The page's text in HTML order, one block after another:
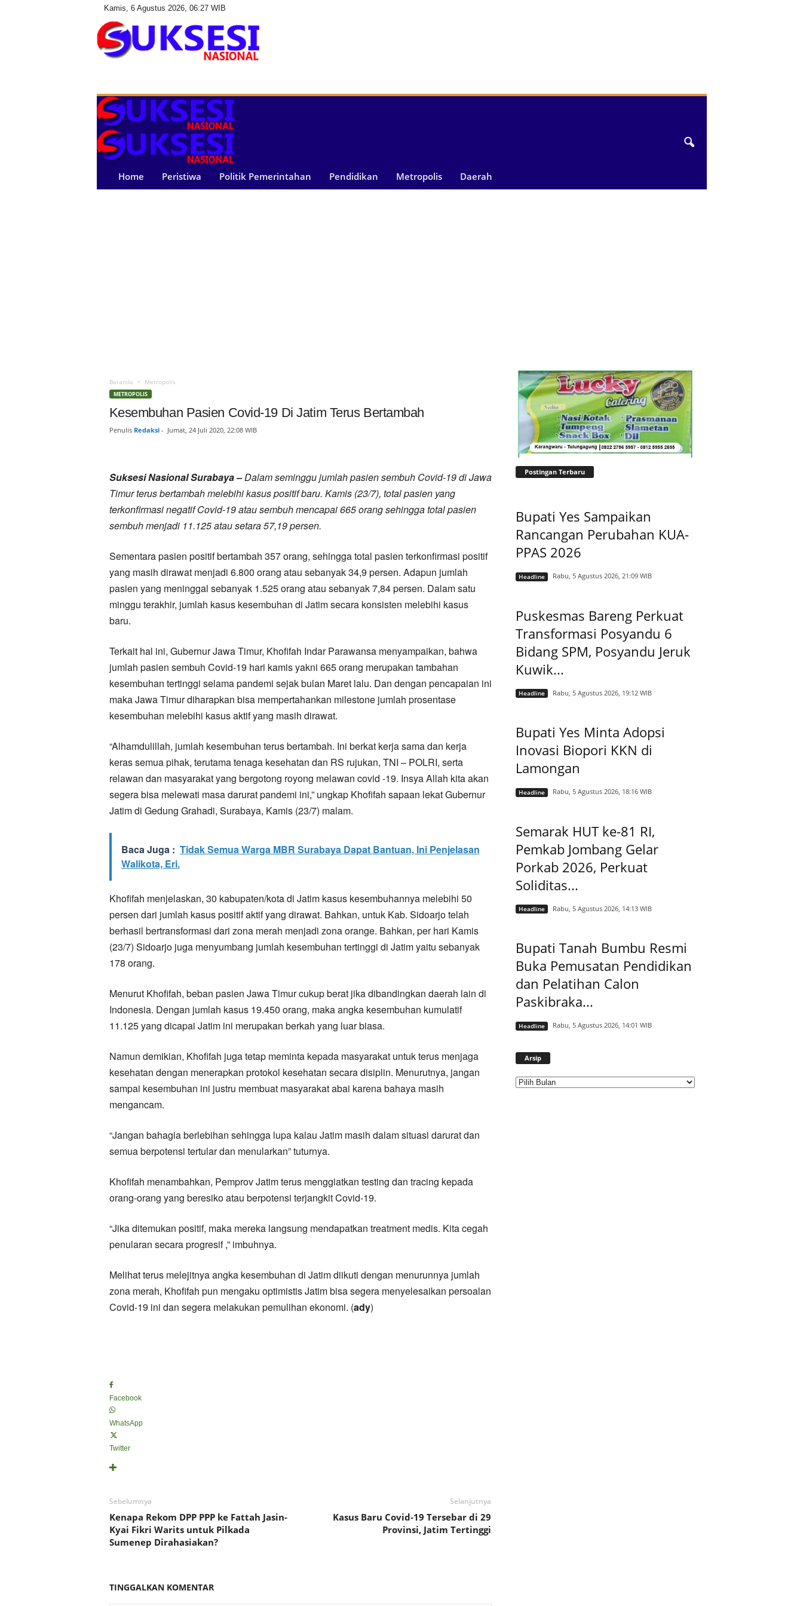
Kamis, 6 Agustus 2026, 06:27 WIB
s
e
i
N
i
Home Peristiwa Politik Pemerintahan Pendidikan Metropolis Daerah
Beranda Metropolis
METROPOLIS
Kesembuhan Pasien Covid-19 Di Jatim Terus Bertambah
Penulis Redaksi- Jumat, 24 Juli 2020, 22:08 WIB
Suksesi Nasional Surabaya –Dalam seminggu jumlah pasien sembuh Covid-19 di Jawa
Timur terus bertambah melebihi kasus positif baru. Kamis (23/7), total pasien yang
terkonfirmasi negatif Covid-19 atau sembuh mencapai 665 orang sehingga total pasien
sembuh menjadi 11.125 atau setara 57,19 persen.
Sementara pasien positif bertambah 357 orang, sehingga total pasien terkonfirmasi positif
yang masih dirawat menjadi 6.800 orang atau sebanyak 34,9 persen. Adapun jumlah
pasien yang meninggal sebanyak 1.525 orang atau sebanyak 7,84 persen. Dalam satu
minggu terakhir, jumlah kasus kesembuhan di Jatim secara konsisten melebihi kasus
baru.
Terkait hal ini, Gubernur Jawa Timur, Khofifah Indar Parawansa menyampaikan, bahwa
jumlah pasien sembuh Covid-19 hari kamis yakni 665 orang merupakan tambahan
kesembuhan tertinggi selama pandemi sejak bulan Maret lalu. Dan dengan pencapaian ini
maka Jawa Timur diharapkan bisa mempertahankan milestone jumlah prosentase
kesembuhan melebihi kasus aktif yang masih dirawat.
“Alhamdulillah, jumlah kesembuhan terus bertambah. Ini berkat kerja sama dan kerja
keras semua pihak, terutama tenaga kesehatan dan RS rujukan, TNI – POLRI, serta
relawan dan masyarakat yang bergotong royong melawan covid -19. Insya Allah kita akan
segera bisa melewati masa darurat pandemi ini,” ungkap Khofifah sapaan lekat Gubernur
Jatim di Gedung Grahadi, Surabaya, Kamis (23/7) malam.
Baca Juga : Tidak Semua Warga MBR Surabaya Dapat Bantuan, Ini Penjelasan
Walikota, Eri.
Khofifah menjelaskan, 30 kabupaten/kota di Jatim kasus kesembuhannya melebihi 50
persen dari jumlah kasus positif aktif yang dirawat. Bahkan, untuk Kab. Sidoarjo telah
berhasil bertransformasi dari zona merah menjadi zona orange. Bahkan, per hari Kamis
(23/7) Sidoarjo juga menyumbang jumlah kesembuhan tertinggi di Jatim yaitu sebanyak
178 orang.
Menurut Khofifah, beban pasien Jawa Timur cukup berat jika dibandingkan daerah lain di
Indonesia. Dengan jumlah kasus 19.450 orang, maka angka kesembuhan kumulatif
11.125 yang dicapai Jatim ini merupakan berkah yang luar biasa.
Namun demikian, Khofifah juga tetap meminta kepada masyarakat untuk terus menjaga
kesehatan dengan menerapkan protokol kesehatan secara disiplin. Menurutnya, jangan
sampai kesembuhan ini justru membuat masyarakat abai karena bahaya masih
mengancam.
“Jangan bahagia berlebihan sehingga lupa kalau Jatim masih dalam situasi darurat dan
semua berpotensi tertular dan menularkan” tuturnya.
Khofifah menambahkan, Pemprov Jatim terus menggiatkan testing dan tracing kepada
orang-orang yang beresiko atau berpotensi terjangkit Covid-19.
“Jika ditemukan positif, maka mereka langsung mendapatkan treatment medis. Kita cegah
penularan secara progresif ,” imbuhnya.
Melihat terus melejitnya angka kesembuhan di Jatim diikuti dengan menurunnya jumlah
zona merah, Khofifah pun mengaku optimistis Jatim bisa segera menyelesaikan persoalan
Covid-19 ini dan segera melakukan pemulihan ekonomi. (ady)
Facebook
WhatsApp
Twitter
Sebelumnya
Kenapa Rekom DPP PPP ke Fattah Jasin-
Kyai Fikri Warits untuk Pilkada
Sumenep Dirahasiakan?
Selanjutnya
Kasus Baru Covid-19 Tersebar di 29
Provinsi, Jatim Tertinggi
TINGGALKAN KOMENTAR
Postingan Terbaru
Bupati Yes Sampaikan
Rancangan Perubahan KUA-
PPAS 2026
Headline Rabu, 5 Agustus 2026, 21:09 WIB
Puskesmas Bareng Perkuat
Transformasi Posyandu 6
Bidang SPM, Posyandu Jeruk
Kuwik...
Headline Rabu, 5 Agustus 2026, 19:12 WIB
Bupati Yes Minta Adopsi
Inovasi Biopori KKN di
Lamongan
Headline Rabu, 5 Agustus 2026, 18:16 WIB
Semarak HUT ke-81 RI,
Pemkab Jombang Gelar
Porkab 2026, Perkuat
Soliditas...
Headline Rabu, 5 Agustus 2026, 14:13 WIB
Bupati Tanah Bumbu Resmi
Buka Pemusatan Pendidikan
dan Pelatihan Calon
Paskibraka...
Headline Rabu, 5 Agustus 2026, 14:01 WIB
Arsip